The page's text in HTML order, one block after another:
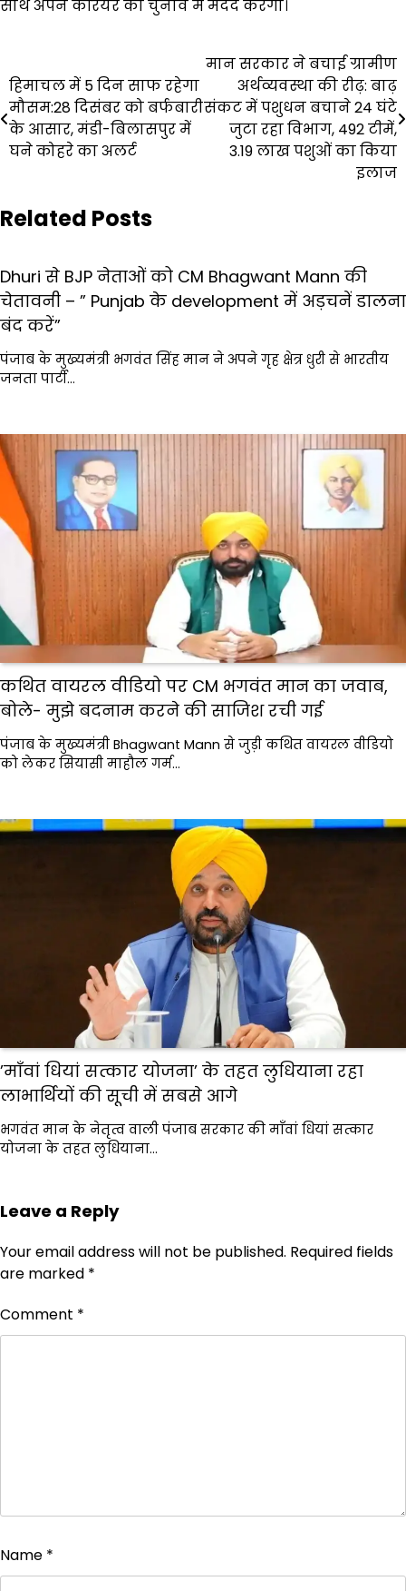
साथ अपने करियर की चुनाव में मदद करेगा।
Post
navigation
हिमाचल में 5 दिन साफ रहेगा
मौसम:28 दिसंबर को बर्फबारी
के आसार, मंडी-बिलासपुर में
घने कोहरे का अलर्ट
मान सरकार ने बचाई ग्रामीण
अर्थव्यवस्था की रीढ़: बाढ़
संकट में पशुधन बचाने 24 घंटे
जुटा रहा विभाग, 492 टीमें,
3.19 लाख पशुओं का किया
इलाज
Related Posts
Dhuri से BJP नेताओं को CM Bhagwant Mann की
चेतावनी – ” Punjab के development में अड़चनें डालना
बंद करें”
पंजाब के मुख्यमंत्री भगवंत सिंह मान ने अपने गृह क्षेत्र धुरी से भारतीय
जनता पार्टी…
कथित वायरल वीडियो पर CM भगवंत मान का जवाब,
बोले- मुझे बदनाम करने की साजिश रची गई
पंजाब के मुख्यमंत्री Bhagwant Mann से जुड़ी कथित वायरल वीडियो
को लेकर सियासी माहौल गर्म…
’माँवां धियां सत्कार योजना’ के तहत लुधियाना रहा
लाभार्थियों की सूची में सबसे आगे
भगवंत मान के नेतृत्व वाली पंजाब सरकार की माँवां धियां सत्कार
योजना के तहत लुधियाना…
Leave a Reply
Your email address will not be published. Required fields
are marked *
Comment *
Name *